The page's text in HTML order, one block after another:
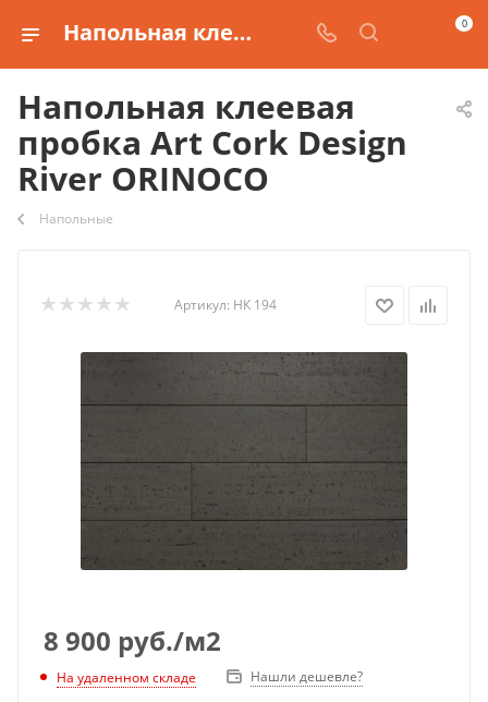
Напольная клеевая пробка Art Cork Design River ORINOCO купить 0
Напольная клеевая
пробка Art Cork Design
River ORINOCO
Напольные
Артикул: НК 194
8 900 руб./м2
На удаленном складе Нашли дешевле?